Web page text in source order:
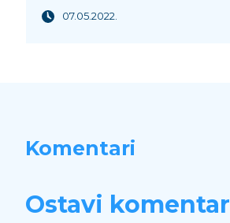
07.05.2022.
Komentari
Ostavi komentar